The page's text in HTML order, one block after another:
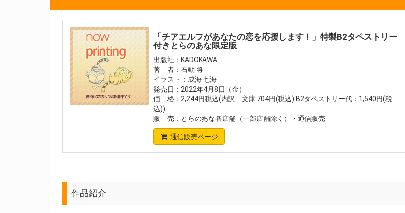
「チアエルフがあなたの恋を応援します！」特製B2タペストリー
付きとらのあな限定版
出版社：KADOKAWA
著 者：石動 将
イラスト：成海 七海
発売日：2022年4月8日（金）
価 格：2,244円税込(内訳 文庫:704円(税込) B2タペストリー代：1,540円(税
込))
販 売：とらのあな各店舗（一部店舗除く）・通信販売
通信販売ページ
作品紹介